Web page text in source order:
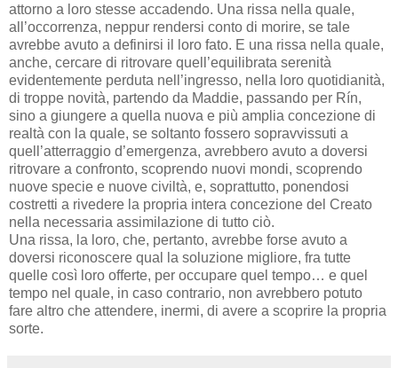
attorno a loro stesse accadendo. Una rissa nella quale,
all’occorrenza, neppur rendersi conto di morire, se tale
avrebbe avuto a definirsi il loro fato. E una rissa nella quale,
anche, cercare di ritrovare quell’equilibrata serenità
evidentemente perduta nell’ingresso, nella loro quotidianità,
di troppe novità, partendo da Maddie, passando per Rín,
sino a giungere a quella nuova e più amplia concezione di
realtà con la quale, se soltanto fossero sopravvissuti a
quell’atterraggio d’emergenza, avrebbero avuto a doversi
ritrovare a confronto, scoprendo nuovi mondi, scoprendo
nuove specie e nuove civiltà, e, soprattutto, ponendosi
costretti a rivedere la propria intera concezione del Creato
nella necessaria assimilazione di tutto ciò.
Una rissa, la loro, che, pertanto, avrebbe forse avuto a
doversi riconoscere qual la soluzione migliore, fra tutte
quelle così loro offerte, per occupare quel tempo… e quel
tempo nel quale, in caso contrario, non avrebbero potuto
fare altro che attendere, inermi, di avere a scoprire la propria
sorte.